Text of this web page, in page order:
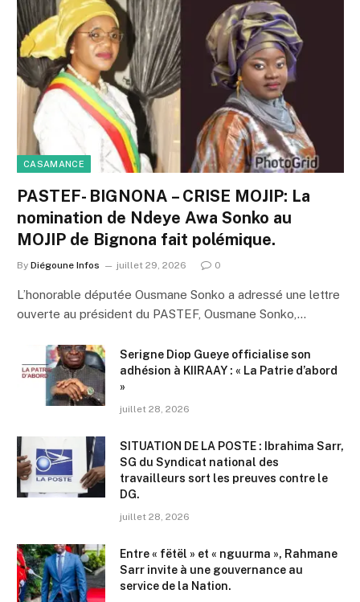
CASAMANCE
PASTEF- BIGNONA – CRISE MOJIP: La
nomination de Ndeye Awa Sonko au
MOJIP de Bignona fait polémique.
By Diégoune Infos juillet 29, 2026 0
L’honorable députée Ousmane Sonko a adressé une lettre
ouverte au président du PASTEF, Ousmane Sonko,…
Serigne Diop Gueye officialise son
adhésion à KIIRAAY : « La Patrie d’abord
»
juillet 28, 2026
SITUATION DE LA POSTE : Ibrahima Sarr,
SG du Syndicat national des
travailleurs sort les preuves contre le
DG.
juillet 28, 2026
Entre « fëtël » et « nguurma », Rahmane
Sarr invite à une gouvernance au
service de la Nation.